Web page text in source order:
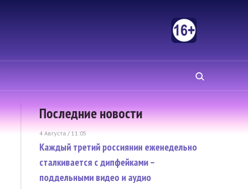
Последние новости
4 Августа / 11:05
Каждый третий россиянин еженедельно
сталкивается с дипфейками –
поддельными видео и аудио